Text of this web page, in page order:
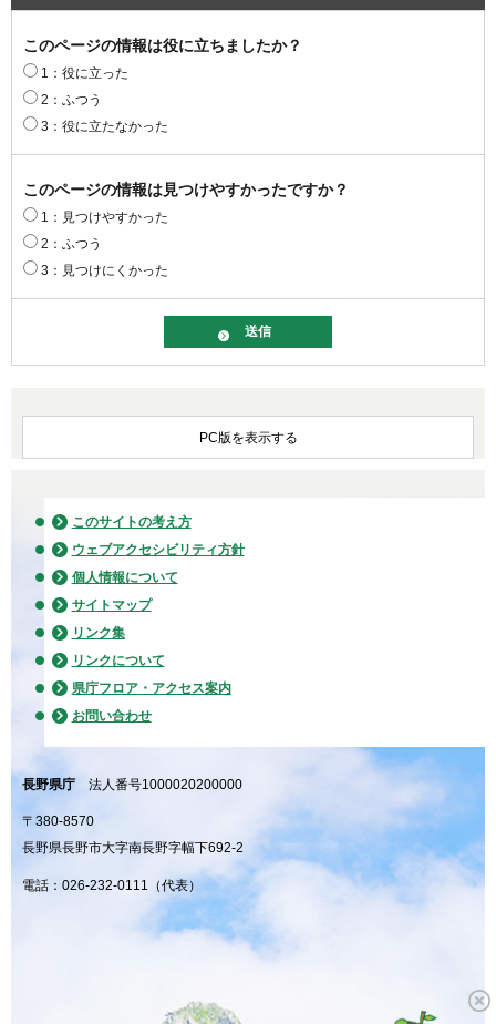
このページの情報は役に立ちましたか？
1：役に立った
2：ふつう
3：役に立たなかった
このページの情報は見つけやすかったですか？
1：見つけやすかった
2：ふつう
3：見つけにくかった
PC版を表示する
このサイトの考え方
ウェブアクセシビリティ方針
個人情報について
サイトマップ
リンク集
リンクについて
県庁フロア・アクセス案内
お問い合わせ
長野県庁 法人番号1000020200000
〒380-8570
長野県長野市大字南長野字幅下692-2
電話：026-232-0111（代表）